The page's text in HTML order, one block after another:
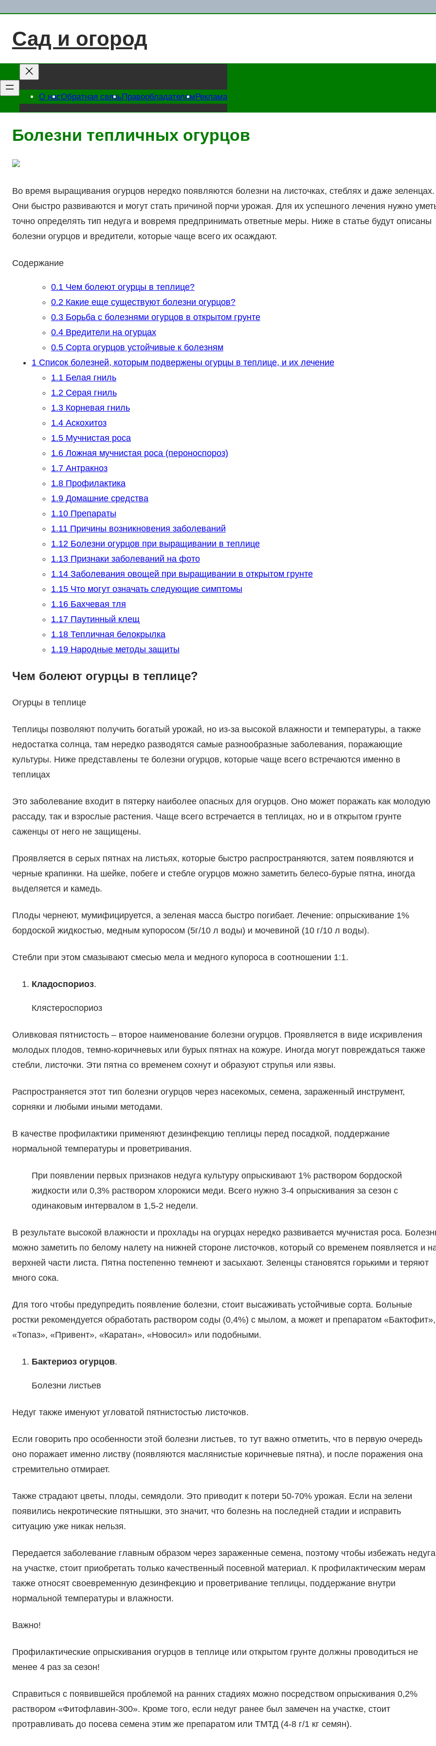
содержимому
Сад и огород
О насОбратная связьПравообладателям Реклама
Болезни тепличных огурцов
Во время выращивания огурцов нередко появляются болезни на листочках, стеблях и даже зеленцах.
Они быстро развиваются и могут стать причиной порчи урожая. Для их успешного лечения нужно
точно определять тип недуга и вовремя предпринимать ответные меры. Ниже в статье будут описаны
болезни огурцов и вредители, которые чаще всего их осаждают.
Содержание
0.1Чем болеют огурцы в теплице?
0.2Какие еще существуют болезни огурцов?
0.3Борьба с болезнями огурцов в открытом грунте
0.4Вредители на огурцах
0.5Сорта огурцов устойчивые к болезням
1Список болезней, которым подвержены огурцы в теплице, и их лечение
1.1Белая гниль
1.2Серая гниль
1.3Корневая гниль
1.4Аскохитоз
1.5Мучнистая роса
1.6Ложная мучнистая роса (пероноспороз)
1.7Антракноз
1.8Профилактика
1.9Домашние средства
1.10Препараты
1.11Причины возникновения заболеваний
1.12Болезни огурцов при выращивании в теплице
1.13Признаки заболеваний на фото
1.14Заболевания овощей при выращивании в открытом грунте
1.15Что могут означать следующие симптомы
1.16Бахчевая тля
1.17Паутинный клещ
1.18Тепличная белокрылка
1.19Народные методы защиты
Чем болеют огурцы в теплице?
Огурцы в теплице
Теплицы позволяют получить богатый урожай, но из-за высокой влажности и температуры, а также
недостатка солнца, там нередко разводятся самые разнообразные заболевания, поражающие
культуры. Ниже представлены те болезни огурцов, которые чаще всего встречаются именно в
теплицах
Это заболевание входит в пятерку наиболее опасных для огурцов. Оно может поражать как молодую
рассаду, так и взрослые растения. Чаще всего встречается в теплицах, но и в открытом грунте
саженцы от него не защищены.
Проявляется в серых пятнах на листьях, которые быстро распространяются, затем появляются и
черные крапинки. На шейке, побеге и стебле огурцов можно заметить белесо-бурые пятна, иногда
выделяется и камедь.
Плоды чернеют, мумифицируется, а зеленая масса быстро погибает. Лечение: опрыскивание 1%
бордоской жидкостью, медным купоросом (5г/10 л воды) и мочевиной (10 г/10 л воды).
Стебли при этом смазывают смесью мела и медного купороса в соотношении 1:1.
Кладоспориоз.
Клястероспориоз
Оливковая пятнистость – второе наименование болезни огурцов. Проявляется в виде искривления
молодых плодов, темно-коричневых или бурых пятнах на кожуре. Иногда могут повреждаться также
стебли, листочки. Эти пятна со временем сохнут и образуют струпья или язвы.
Распространяется этот тип болезни огурцов через насекомых, семена, зараженный инструмент,
сорняки и любыми иными методами.
В качестве профилактики применяют дезинфекцию теплицы перед посадкой, поддержание
нормальной температуры и проветривания.
При появлении первых признаков недуга культуру опрыскивают 1% раствором бордоской
жидкости или 0,3% раствором хлорокиси меди. Всего нужно 3-4 опрыскивания за сезон с
одинаковым интервалом в 1,5-2 недели.
В результате высокой влажности и прохлады на огурцах нередко развивается мучнистая роса.
можно заметить по белому налету на нижней стороне листочков, который со временем появляется и
верхней части листа. Пятна постепенно темнеют и засыхают. Зеленцы становятся горькими и теряют
много сока.
Для того чтобы предупредить появление болезни, стоит высаживать устойчивые сорта. Больные
ростки рекомендуется обработать раствором соды (0,4%) с мылом, а может и препаратом «Бактофит»,
«Топаз», «Привент», «Каратан», «Новосил» или подобными.
Бактериоз огурцов.
Болезни листьев
Недуг также именуют угловатой пятнистостью листочков.
Если говорить про особенности этой болезни листьев, то тут важно отметить, что в первую очередь
оно поражает именно листву (появляются маслянистые коричневые пятна), и после поражения она
стремительно отмирает.
Также страдают цветы, плоды, семядоли. Это приводит к потери 50-70% урожая. Если на зелени
появились некротические пятнышки, это значит, что болезнь на последней стадии и исправить
ситуацию уже никак нельзя.
Передается заболевание главным образом через зараженные семена, поэтому чтобы избежать недуга
на участке, стоит приобретать только качественный посевной материал. К профилактическим мерам
также относят своевременную дезинфекцию и проветривание теплицы, поддержание внутри
нормальной температуры и влажности.
Важно!
Профилактические опрыскивания огурцов в теплице или открытом грунте должны проводиться не
менее 4 раз за сезон!
Справиться с появившейся проблемой на ранних стадиях можно посредством опрыскивания 0,2%
раствором «Фитофлавин-300». Кроме того, если недуг ранее был замечен на участке, стоит
протравливать до посева семена этим же препаратом или ТМТД (4-8 г/1 кг семян).